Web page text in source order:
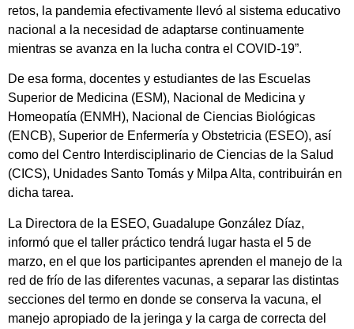
retos, la pandemia efectivamente llevó al sistema educativo
nacional a la necesidad de adaptarse continuamente
mientras se avanza en la lucha contra el COVID-19”.
De esa forma, docentes y estudiantes de las Escuelas
Superior de Medicina (ESM), Nacional de Medicina y
Homeopatía (ENMH), Nacional de Ciencias Biológicas
(ENCB), Superior de Enfermería y Obstetricia (ESEO), así
como del Centro Interdisciplinario de Ciencias de la Salud
(CICS), Unidades Santo Tomás y Milpa Alta, contribuirán en
dicha tarea.
La Directora de la ESEO, Guadalupe González Díaz,
informó que el taller práctico tendrá lugar hasta el 5 de
marzo, en el que los participantes aprenden el manejo de la
red de frío de las diferentes vacunas, a separar las distintas
secciones del termo en donde se conserva la vacuna, el
manejo apropiado de la jeringa y la carga de correcta del